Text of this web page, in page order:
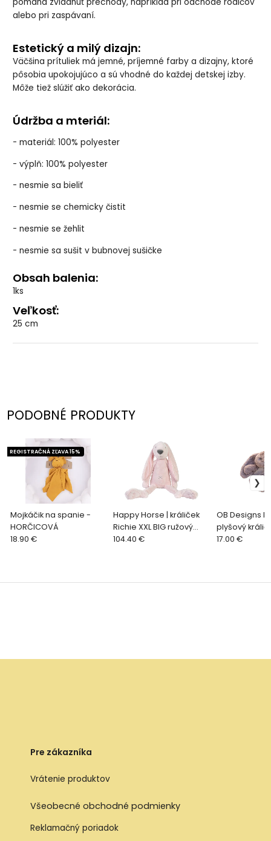
alebo pri zaspávaní.
Estetický a milý dizajn:
Väčšina prítuliek má jemné, príjemné farby a dizajny, ktoré
pôsobia upokojujúco a sú vhodné do každej detskej izby.
Môže tiež slúžiť ako dekorácia.
Údržba a mteriál:
- materiál: 100% polyester
- výplň: 100% polyester
- nesmie sa bieliť
- nesmie se chemicky čistit
- nesmie se žehlit
- nesmie sa sušit v bubnovej sušičke
Obsah balenia:
1ks
Veľkosť:
25 cm
PODOBNÉ PRODUKTY
Mojkáčik na spanie -
HORČICOVÁ
REGISTRAČNÁ ZĽAVA 15%
18.90 €
Happy Horse | králiček
Richie XXL BIG ružový
veľkosť: 100 cm
104.40 €
OB Designs
plyšový
Taupe
17.00 €
Pre zákazníka
Vrátenie produktov
Všeobecné obchodné podmienky
Reklamačný poriadok